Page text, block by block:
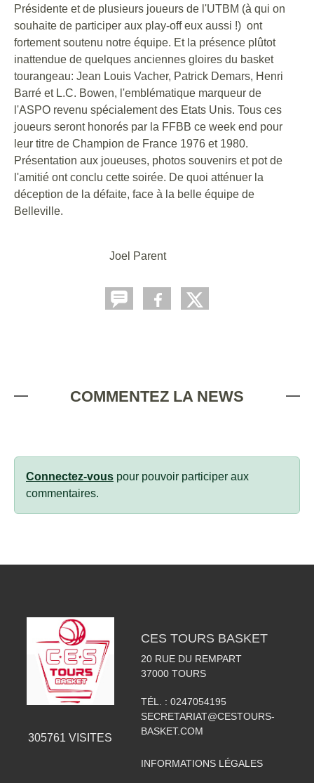
Présidente et de plusieurs joueurs de l'UTBM (à qui on
souhaite de participer aux play-off eux aussi !) ont
fortement soutenu notre équipe. Et la présence plûtot
inattendue de quelques anciennes gloires du basket
tourangeau: Jean Louis Vacher, Patrick Demars, Henri
Barré et L.C. Bowen, l'emblématique marqueur de
l'ASPO revenu spécialement des Etats Unis. Tous ces
joueurs seront honorés par la FFBB ce week end pour
leur titre de Champion de France 1976 et 1980.
Présentation aux joueuses, photos souvenirs et pot de
l'amitié ont conclu cette soirée. De quoi atténuer la
déception de la défaite, face à la belle équipe de
Belleville.
Joel Parent
COMMENTEZ LA NEWS
Connectez-vous pour pouvoir participer aux
commentaires.
305761 VISITES
CES TOURS BASKET
20 RUE DU REMPART
37000 TOURS
TÉL. : 0247054195
SECRETARIAT@CESTOURS-
BASKET.COM
INFORMATIONS LÉGALES